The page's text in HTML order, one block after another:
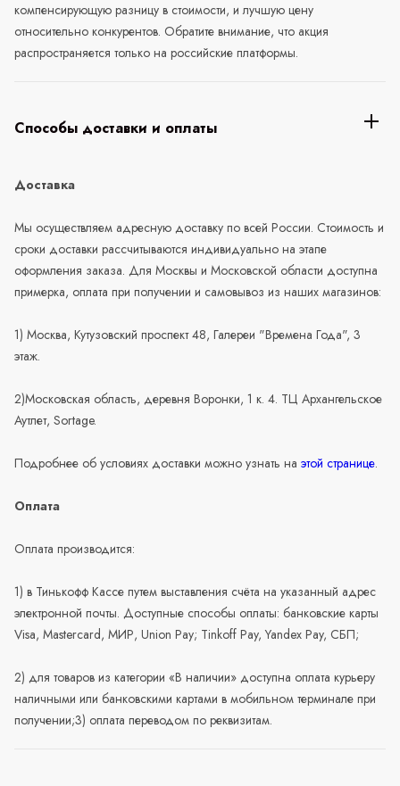
компенсирующую разницу в стоимости, и лучшую цену
относительно конкурентов. Обратите внимание, что акция
распространяется только на российские платформы.
Способы доставки и оплаты
Доставка
Мы осуществляем адресную доставку по всей России. Стоимость и
сроки доставки рассчитываются индивидуально на этапе
оформления заказа. Для Москвы и Московской области доступна
примерка, оплата при получении и самовывоз из наших магазинов:
1) Москва, Кутузовский проспект 48, Галереи "Времена Года", 3
этаж.
2)Московская область, деревня Воронки, 1 к. 4. ТЦ Архангельское
Аутлет, Sortage.
Подробнее об условиях доставки можно узнать на этой странице.
Оплата
Оплата производится:
1) в Тинькофф Кассе путем выставления счёта на указанный адрес
электронной почты. Доступные способы оплаты: банковские карты
Visa, Mastercard, МИР, Union Pay; Tinkoff Pay, Yandex Pay, СБП;
2) для товаров из категории «В наличии» доступна оплата курьеру
наличными или банковскими картами в мобильном терминале при
получении;3) оплата переводом по реквизитам.